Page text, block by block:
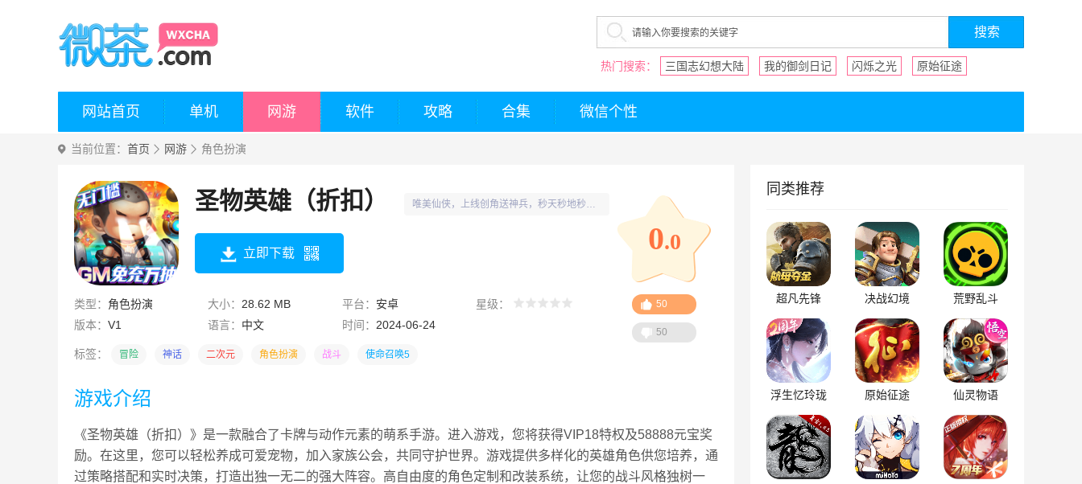
热门搜索： 三国志幻想大陆 我的御剑日记 闪烁之光 原始征途
网站首页 单机 网游 软件 攻略 合集 微信个性
当前位置： 首页 网游 角色扮演
圣物英雄（折扣）
唯美仙侠，上线创角送神兵，秒天秒地秒空
立即下载
类型： 角色扮演 大小： 28.62 MB 平台： 安卓
星级：
版本： V1 语言： 中文 时间： 2024-06-24
标签： 冒险 神话 二次元 角色扮演 战斗 使命召唤5
0.0
50
50
游戏介绍
《圣物英雄（折扣）》是一款融合了卡牌与动作元素的萌系手游。进入游戏，您将获得VIP18特权及58888元宝奖
励。在这里，您可以轻松养成可爱宠物，加入家族公会，共同守护世界。游戏提供多样化的英雄角色供您培养，通
过策略搭配和实时决策，打造出独一无二的强大阵容。高自由度的角色定制和改装系统，让您的战斗风格独树一
同类推荐
超凡先锋 决战幻境 荒野乱斗
浮生忆玲珑 原始征途 仙灵物语